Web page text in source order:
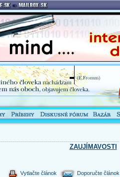
ZAUJÍMAVOSTI
Vytlačte článok Doporučte článok